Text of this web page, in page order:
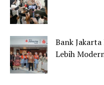
Bank
Lebih